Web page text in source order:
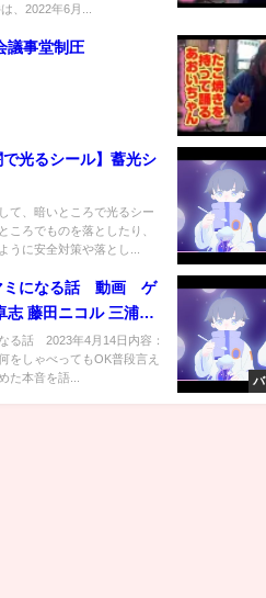
、2022年6月...
議事堂制圧
で光るシール】蓄光シ
て、暗いところで光るシー
ころでものを落としたり、
うに安全対策や落とし...
ミになる話 動画 ゲ
志 藤田ニコル 三浦翔
る話 2023年4月14日内容：
をしゃべってもOK普段言え
た本音を語...